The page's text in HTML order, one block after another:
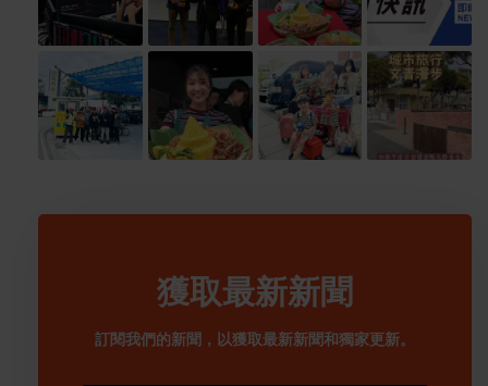
獲取最新新聞
訂閱我們的新聞，以獲取最新新聞和獨家更新。